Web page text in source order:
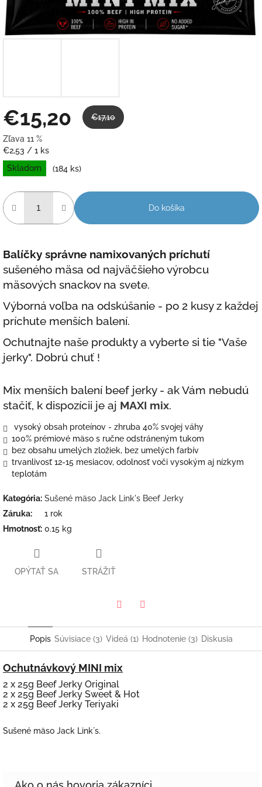
€15,20 €17,10
Zľava 11 %
Jednotková
cena:
€2,53 / 1 ks
Skladom
(184 ks)
Do košíka
Balíčky správne namixovaných príchutí
sušeného mäsa od najväčšieho výrobcu
mäsových snackov na svete.
Výborná voľba na odskúšanie - po 2 kusy z každej
príchute menších balení.
Ochutnajte naše produkty a vyberte si tie "Vaše
jerky". Dobrú chuť !
Mix menších balení beef jerky - ak Vám nebudú
stačiť, k dispozícii je aj MAXI mix.
vysoký obsah proteínov - zhruba 40% svojej váhy
100% prémiové mäso s ručne odstráneným tukom
bez obsahu umelých zložiek, bez umelých farbív
trvanlivosť 12-15 mesiacov, odolnosť voči vysokým aj nízkym
teplotám
Kategória: Sušené mäso Jack Link's Beef Jerky
Záruka:
1 rok
Hmotnosť: 0.15 kg
OPÝTAŤ SA STRÁŽIŤ
Popis Súvisiace (3) Videá (1) Hodnotenie (3) Diskusia
Ochutnávkový MINI mix
2 x 25g Beef Jerky Original
2 x 25g Beef Jerky Sweet & Hot
2 x 25g Beef Jerky Teriyaki
Sušené mäso Jack Link´s.